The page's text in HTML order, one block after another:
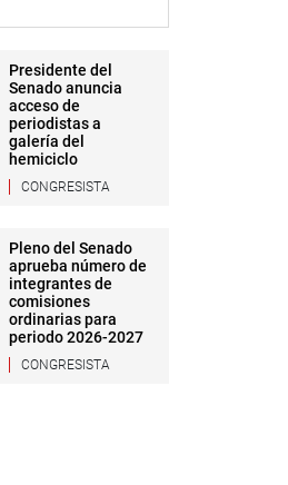
Presidente del
Senado anuncia
acceso de
periodistas a
galería del
hemiciclo
CONGRESISTA
Pleno del Senado
aprueba número de
integrantes de
comisiones
ordinarias para
periodo 2026-2027
CONGRESISTA